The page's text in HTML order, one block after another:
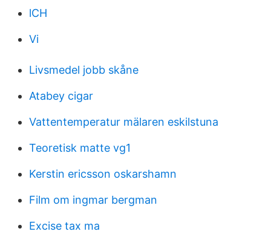
lCH
Vi
Livsmedel jobb skåne
Atabey cigar
Vattentemperatur mälaren eskilstuna
Teoretisk matte vg1
Kerstin ericsson oskarshamn
Film om ingmar bergman
Excise tax ma